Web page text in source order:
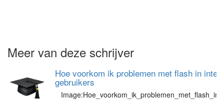
Meer van deze schrijver
Hoe voorkom ik problemen met flash in
gebruikers